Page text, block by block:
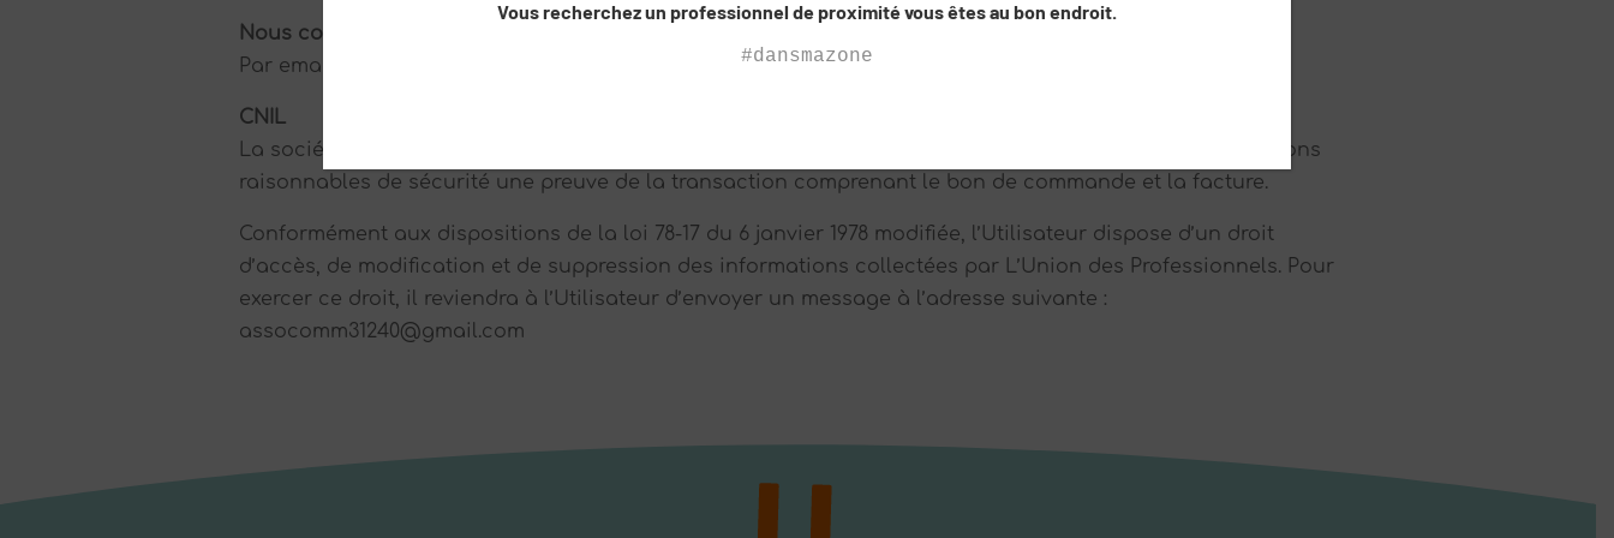
Nous contacter
Par email : assocomm31240@gmail.com
CNIL
La société L’Union des Professionnels conservera dans ses systèmes informatiques et dans des conditions
raisonnables de sécurité une preuve de la transaction comprenant le bon de commande et la facture.
Conformément aux dispositions de la loi 78-17 du 6 janvier 1978 modifiée, l’Utilisateur dispose d’un droit
d’accès, de modification et de suppression des informations collectées par L’Union des Professionnels. Pour
exercer ce droit, il reviendra à l’Utilisateur d’envoyer un message à l’adresse suivante :
assocomm31240@gmail.com
Vous recherchez un professionnel de proximité vous êtes au bon endroit.
#dansmazone